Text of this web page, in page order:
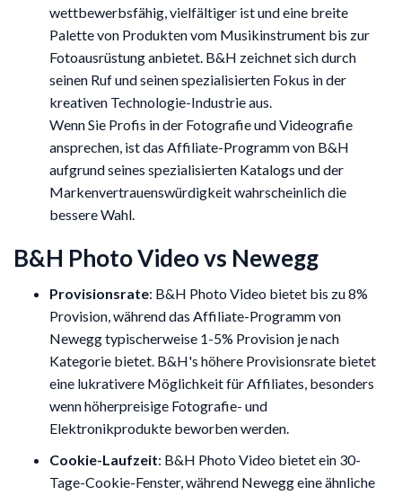
wettbewerbsfähig, vielfältiger ist und eine breite
Palette von Produkten vom Musikinstrument bis zur
Fotoausrüstung anbietet. B&H zeichnet sich durch
seinen Ruf und seinen spezialisierten Fokus in der
kreativen Technologie-Industrie aus.
Wenn Sie Profis in der Fotografie und Videografie
ansprechen, ist das Affiliate-Programm von B&H
aufgrund seines spezialisierten Katalogs und der
Markenvertrauenswürdigkeit wahrscheinlich die
bessere Wahl.
B&H Photo Video vs Newegg
Provisionsrate: B&H Photo Video bietet bis zu 8%
Provision, während das Affiliate-Programm von
Newegg typischerweise 1-5% Provision je nach
Kategorie bietet. B&H's höhere Provisionsrate bietet
eine lukrativere Möglichkeit für Affiliates, besonders
wenn höherpreisige Fotografie- und
Elektronikprodukte beworben werden.
Cookie-Laufzeit: B&H Photo Video bietet ein 30-
Tage-Cookie-Fenster, während Newegg eine ähnliche